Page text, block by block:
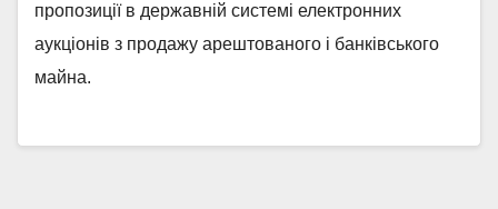
пропозиції в державній системі електронних
аукціонів з продажу арештованого і банківського
майна.